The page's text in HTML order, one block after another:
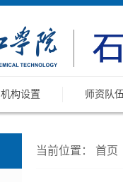
机构设置 师资队
当前位置： 首页